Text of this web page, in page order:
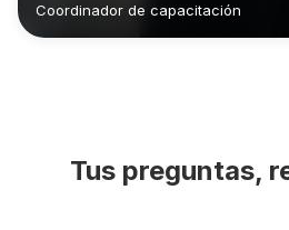
Coordinador de capacitación
Tus preguntas,